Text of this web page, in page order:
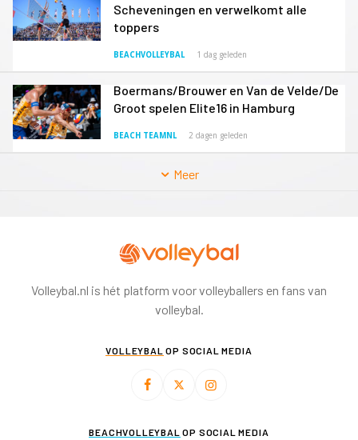
Scheveningen en verwelkomt alle
toppers
BEACHVOLLEYBAL 1 dag geleden
Boermans/Brouwer en Van de Velde/De
Groot spelen Elite16 in Hamburg
BEACH TEAMNL 2 dagen geleden
Meer
Volleybal.nl is hét platform voor volleyballers en fans van
volleybal.
VOLLEYBAL OP SOCIAL MEDIA
BEACHVOLLEYBAL OP SOCIAL MEDIA